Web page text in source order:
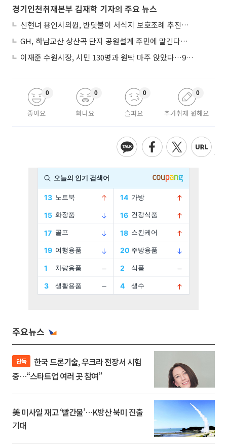
경기인천취재본부 김재학 기자의 주요 뉴스
신현녀 용인시의원, 반딧불이 서식지 보호조례 추진…"개발과 생태 조화"
GH, 하남교산 상산곡 단지 공원설계 주민에 맡긴다…5만㎡ 녹지
이재준 수원시장, 시민 130명과 원탁 마주 앉았다…9월 비전선포 마지막 관문
좋아요
0
화나요
0
슬퍼요
0
추가취재 원해요
0
주요뉴스
단독
중…“스타트업 여러 곳 참여”
美 미사일 재고 ‘빨간불’…K방산 북미 진출
기대